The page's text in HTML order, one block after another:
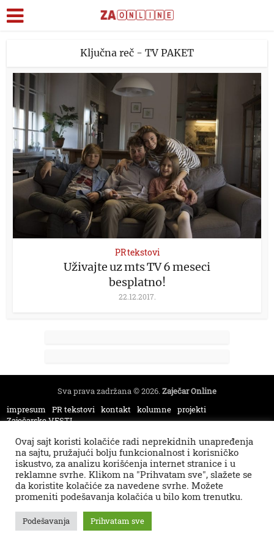
Ključna reč - TV PAKET
PR tekstovi
Uživajte uz mts TV 6 meseci
besplatno!
22.12.2017.
Sva prava zadržana © 2026.Zaječar Online
impresum
PR tekstovi kontakt kolumne projekti
Zaječarske VESTI
Ovaj sajt koristi kolačiće radi neprekidnih unapređenja
na sajtu, pružajući bolju funkcionalnost i korisničko
iskustvo, za analizu korišćenja internet stranice i u
reklamne svrhe. Klikom na "Prihvatam sve", slažete se
da koristite kolačiće za navedene svrhe. Možete
promeniti podešavanja kolačića u bilo kom trenutku.
Podešavanja Prihvatam sve